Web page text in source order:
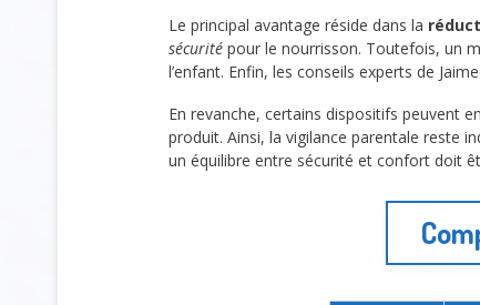
Le principal avantage réside dans la
sécurité pour le nourrisson. Toutefois, un
l’enfant. Enfin, les conseils experts de
En revanche, certains dispositifs peuvent
produit. Ainsi, la vigilance parentale reste
un équilibre entre sécurité et confort doit